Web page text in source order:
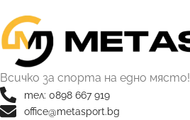
Всичко за спорта на едно място!
тел: 0898 667 919
office@metasport.bg